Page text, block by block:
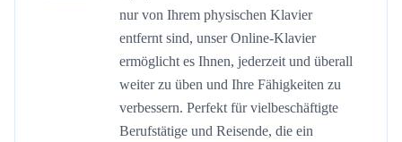
nur von Ihrem physischen Klavier
entfernt sind, unser Online-Klavier
ermöglicht es Ihnen, jederzeit und überall
weiter zu üben und Ihre Fähigkeiten zu
verbessern. Perfekt für vielbeschäftigte
Berufstätige und Reisende, die ein